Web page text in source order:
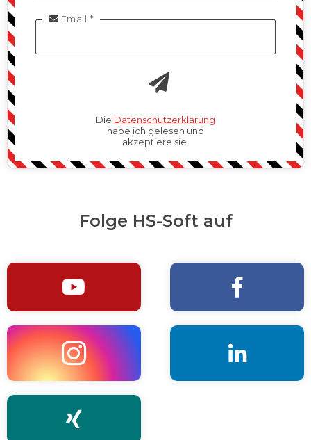
 Email *
Die Datenschutzerklärung
habe ich gelesen und
akzeptiere sie.
Folge HS-Soft auf
 
 
